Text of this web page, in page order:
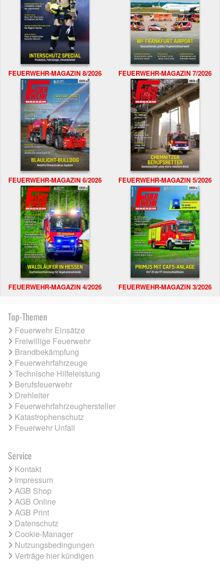
FEUERWEHR-MAGAZIN 8/2026 FEUERWEHR-MAGAZIN 7/2026
FEUERWEHR-MAGAZIN 6/2026 FEUERWEHR-MAGAZIN 5/2026
FEUERWEHR-MAGAZIN 4/2026 FEUERWEHR-MAGAZIN 3/2026
Top-Themen
Feuerwehr Einsätze
Freiwillige Feuerwehr
Brandbekämpfung
Feuerwehrfahrzeuge
Technische Hilfeleistung
Berufsfeuerwehr
Drehleiter
Feuerwehrfahrzeughersteller
Katastrophenschutz
Feuerwehr Unfall
Service
Kontakt
Impressum
AGB Shop
AGB Online
AGB Print
Datenschutz
Cookie-Manager
Nutzungsbedingungen
Verträge hier kündigen